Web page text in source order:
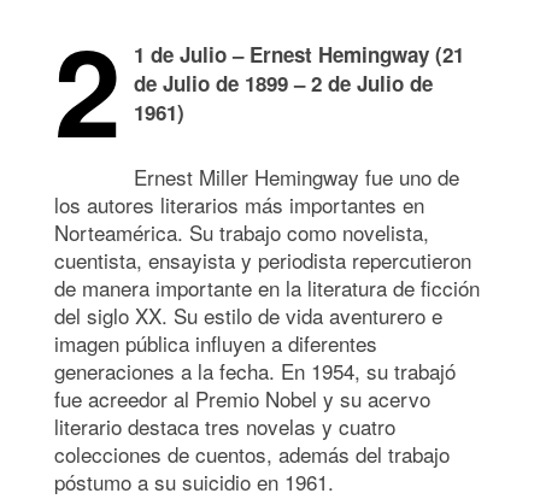
2
1 de Julio – Ernest Hemingway (21
de Julio de 1899 – 2 de Julio de
1961)
Ernest Miller Hemingway fue uno de
los autores literarios más importantes en
Norteamérica. Su trabajo como novelista,
cuentista, ensayista y periodista repercutieron
de manera importante en la literatura de ficción
del siglo XX. Su estilo de vida aventurero e
imagen pública influyen a diferentes
generaciones a la fecha. En 1954, su trabajó
fue acreedor al Premio Nobel y su acervo
literario destaca tres novelas y cuatro
colecciones de cuentos, además del trabajo
póstumo a su suicidio en 1961.